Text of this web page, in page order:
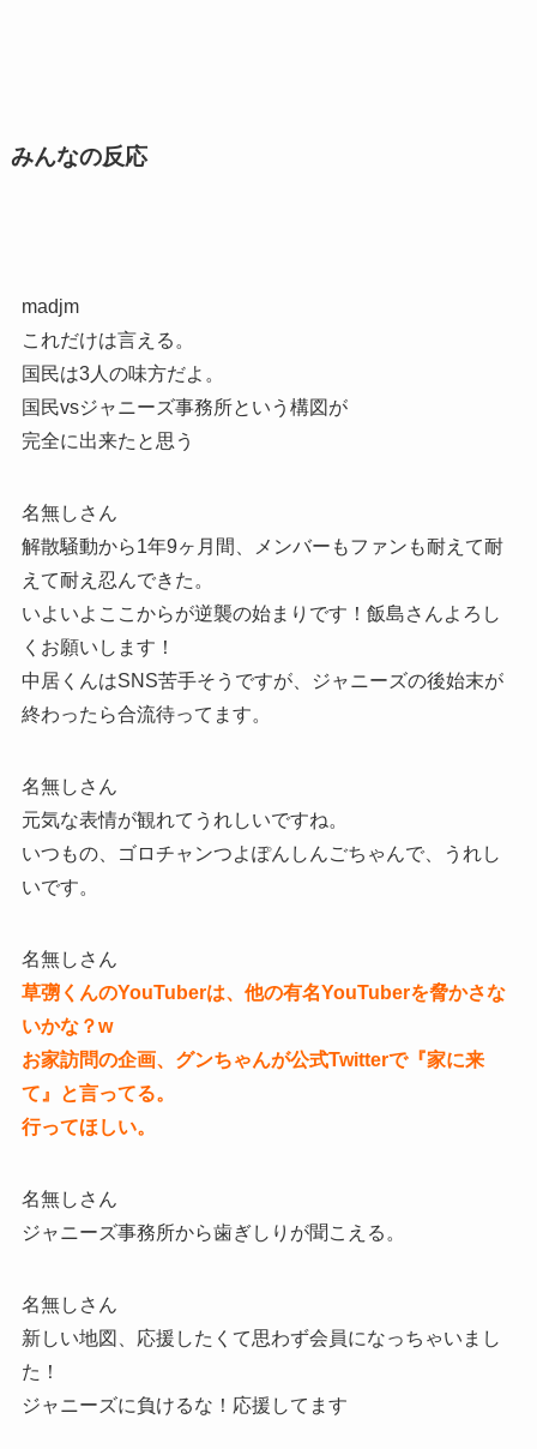
みんなの反応
madjm
これだけは言える。
国民は3人の味方だよ。
国民vsジャニーズ事務所という構図が
完全に出来たと思う
名無しさん
解散騒動から1年9ヶ月間、メンバーもファンも耐えて耐
えて耐え忍んできた。
いよいよここからが逆襲の始まりです！飯島さんよろし
くお願いします！
中居くんはSNS苦手そうですが、ジャニーズの後始末が
終わったら合流待ってます。
名無しさん
元気な表情が観れてうれしいですね。
いつもの、ゴロチャンつよぽんしんごちゃんで、うれし
いです。
名無しさん
草彅くんのYouTuberは、他の有名YouTuberを脅かさな
いかな？w
お家訪問の企画、グンちゃんが公式Twitterで『家に来
て』と言ってる。
行ってほしい。
名無しさん
ジャニーズ事務所から歯ぎしりが聞こえる。
名無しさん
新しい地図、応援したくて思わず会員になっちゃいまし
た！
ジャニーズに負けるな！応援してます